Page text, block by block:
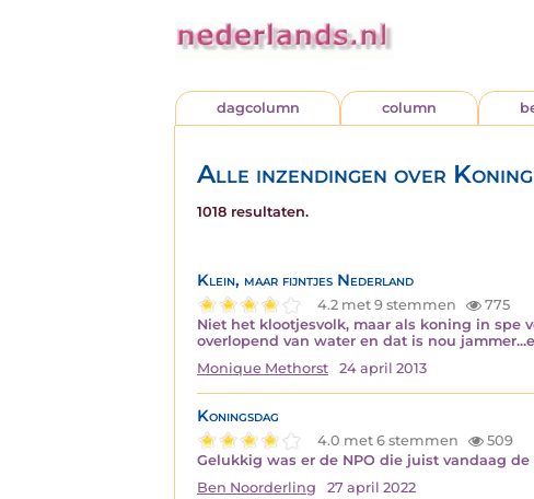
dagcolumn column
Alle inzendingen over Koning
1018 resultaten.
Klein, maar fijntjes Nederland
4.2 met 9 stemmen
775
Niet het klootjesvolk, maar als koning in spe
overlopend van water en dat is nou
Monique Methorst
24 april 2013
Koningsdag
4.0 met 6 stemmen
509
Gelukkig was er de NPO die juist vandaag
Ben Noorderling
27 april 2022